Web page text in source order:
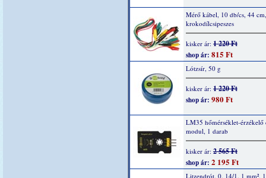
Mérő kábel, 10 db/cs, 44 cm,
krokodílcsipeszes
kisker ár: 1 220 Ft
shop ár: 815 Ft
Lótzsír, 50 g
kisker ár: 1 220 Ft
shop ár: 980 Ft
LM35 hőmérséklet-érzékelő
modul, 1 darab
kisker ár: 2 565 Ft
shop ár: 2 195 Ft
Litzendrót, 0, 14/1, 1 mm²,